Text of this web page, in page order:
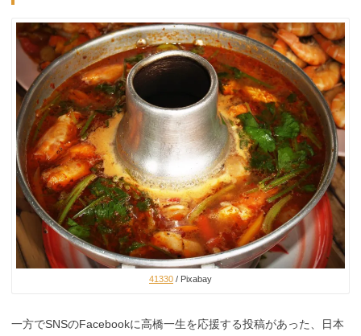
41330 / Pixabay
一方でSNSのFacebookに高橋一生を応援する投稿があった、日本